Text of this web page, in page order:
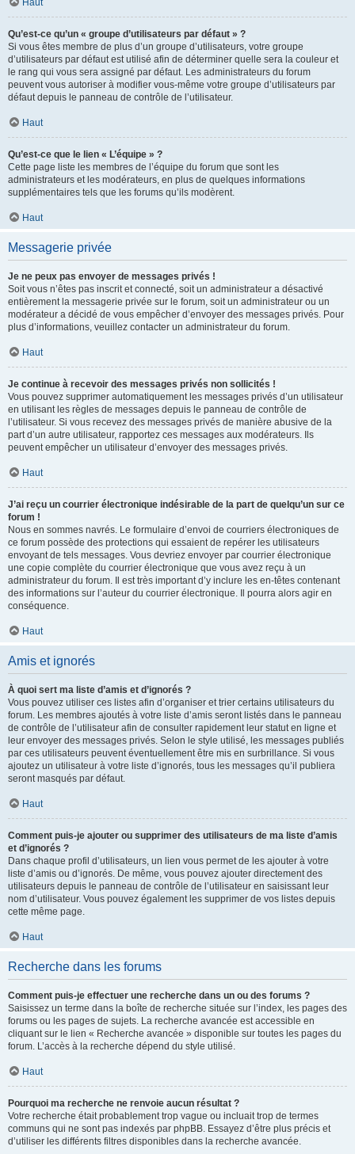
Haut
Qu’est-ce qu’un « groupe d’utilisateurs par défaut » ?
Si vous êtes membre de plus d’un groupe d’utilisateurs, votre groupe
d’utilisateurs par défaut est utilisé afin de déterminer quelle sera la couleur et
le rang qui vous sera assigné par défaut. Les administrateurs du forum
peuvent vous autoriser à modifier vous-même votre groupe d’utilisateurs par
défaut depuis le panneau de contrôle de l’utilisateur.
Haut
Qu’est-ce que le lien « L’équipe » ?
Cette page liste les membres de l’équipe du forum que sont les
administrateurs et les modérateurs, en plus de quelques informations
supplémentaires tels que les forums qu’ils modèrent.
Haut
Messagerie privée
Je ne peux pas envoyer de messages privés !
Soit vous n’êtes pas inscrit et connecté, soit un administrateur a désactivé
entièrement la messagerie privée sur le forum, soit un administrateur ou un
modérateur a décidé de vous empêcher d’envoyer des messages privés. Pour
plus d’informations, veuillez contacter un administrateur du forum.
Haut
Je continue à recevoir des messages privés non sollicités !
Vous pouvez supprimer automatiquement les messages privés d’un utilisateur
en utilisant les règles de messages depuis le panneau de contrôle de
l’utilisateur. Si vous recevez des messages privés de manière abusive de la
part d’un autre utilisateur, rapportez ces messages aux modérateurs. Ils
peuvent empêcher un utilisateur d’envoyer des messages privés.
Haut
J’ai reçu un courrier électronique indésirable de la part de quelqu’un sur ce
forum !
Nous en sommes navrés. Le formulaire d’envoi de courriers électroniques de
ce forum possède des protections qui essaient de repérer les utilisateurs
envoyant de tels messages. Vous devriez envoyer par courrier électronique
une copie complète du courrier électronique que vous avez reçu à un
administrateur du forum. Il est très important d’y inclure les en-têtes contenant
des informations sur l’auteur du courrier électronique. Il pourra alors agir en
conséquence.
Haut
Amis et ignorés
À quoi sert ma liste d’amis et d’ignorés ?
Vous pouvez utiliser ces listes afin d’organiser et trier certains utilisateurs du
forum. Les membres ajoutés à votre liste d’amis seront listés dans le panneau
de contrôle de l’utilisateur afin de consulter rapidement leur statut en ligne et
leur envoyer des messages privés. Selon le style utilisé, les messages publiés
par ces utilisateurs peuvent éventuellement être mis en surbrillance. Si vous
ajoutez un utilisateur à votre liste d’ignorés, tous les messages qu’il publiera
seront masqués par défaut.
Haut
Comment puis-je ajouter ou supprimer des utilisateurs de ma liste d’amis
et d’ignorés ?
Dans chaque profil d’utilisateurs, un lien vous permet de les ajouter à votre
liste d’amis ou d’ignorés. De même, vous pouvez ajouter directement des
utilisateurs depuis le panneau de contrôle de l’utilisateur en saisissant leur
nom d’utilisateur. Vous pouvez également les supprimer de vos listes depuis
cette même page.
Haut
Recherche dans les forums
Comment puis-je effectuer une recherche dans un ou des forums ?
Saisissez un terme dans la boîte de recherche située sur l’index, les pages des
forums ou les pages de sujets. La recherche avancée est accessible en
cliquant sur le lien « Recherche avancée » disponible sur toutes les pages du
forum. L’accès à la recherche dépend du style utilisé.
Haut
Pourquoi ma recherche ne renvoie aucun résultat ?
Votre recherche était probablement trop vague ou incluait trop de termes
communs qui ne sont pas indexés par phpBB. Essayez d’être plus précis et
d’utiliser les différents filtres disponibles dans la recherche avancée.